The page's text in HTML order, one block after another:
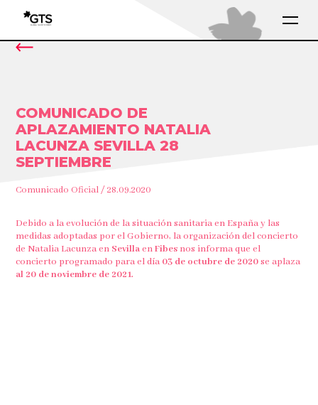
COMUNICADO DE
APLAZAMIENTO NATALIA
LACUNZA SEVILLA 28
SEPTIEMBRE
Comunicado Oficial / 28.09.2020
Debido a la evolución de la situación sanitaria en España y las
medidas adoptadas por el Gobierno, la organización del concierto
de Natalia Lacunza en SevillaenFibes nos informa que el
concierto programado para el día 03 de octubre de 2020se aplaza
al 20 de noviembre de 2021.